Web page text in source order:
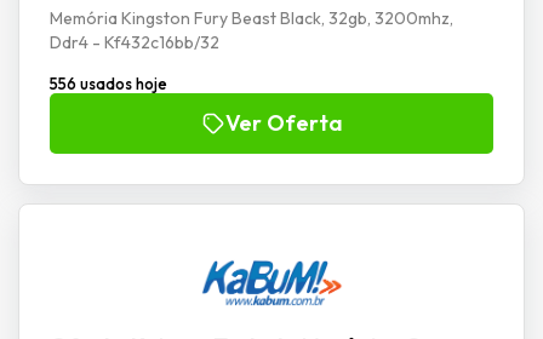
Memória Kingston Fury Beast Black, 32gb, 3200mhz,
Ddr4 - Kf432c16bb/32
556 usados hoje
Ver Oferta